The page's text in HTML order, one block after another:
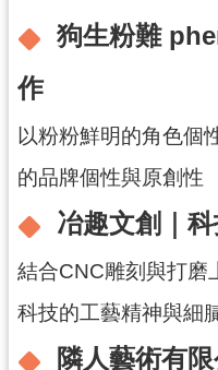
開
放
宣
告
狗生粉難
作
以粉粉鮮明的角色個
的品牌個性與原創性
冶趣文創｜
結合CNC雕刻與打磨
科技的工藝精神與細
隣人藝術有